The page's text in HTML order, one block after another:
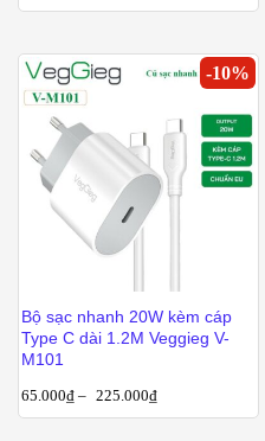
-10%
Bộ sạc nhanh 20W kèm cáp
Type C dài 1.2M Veggieg V-
M101
65.000₫ – 225.000₫